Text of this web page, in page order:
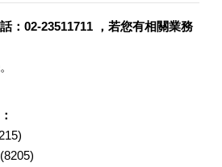
：02-23511711 ，若您有相關業務
。